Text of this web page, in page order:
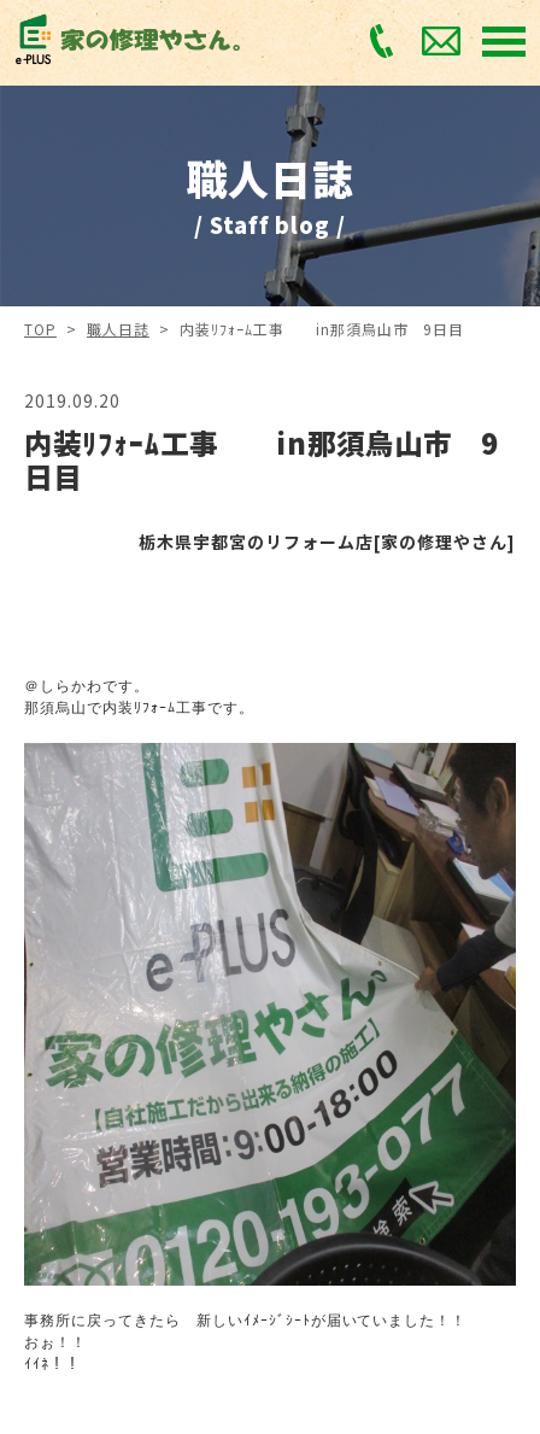
職人日誌
/ Staff blog /
TOP > 職人日誌 > 内装ﾘﾌｫｰﾑ工事 in那須烏山市 9日目
2019.09.20
内装ﾘﾌｫｰﾑ工事 in那須烏山市 9
日目
栃木県宇都宮のリフォーム店[家の修理やさん]
＠しらかわです。
事務所に戻ってきたら　新しいｲﾒｰｼﾞｼｰﾄが届いていました！！
おぉ！！
ｲｲﾈ！！